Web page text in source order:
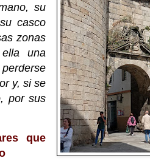
su
casco
zonas
una
y, si se
por sus
que